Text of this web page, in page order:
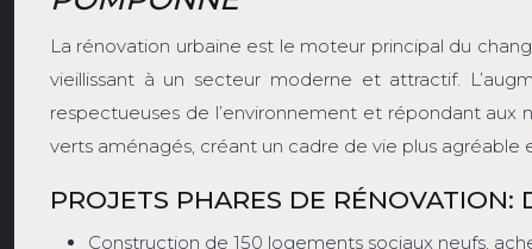
La rénovation urbaine est le moteur principal du
vieillissant à un secteur moderne et attractif.
respectueuses de l’environnement et répondant aux
verts aménagés, créant un cadre de vie plus agréable
PROJETS PHARES DE RÉNOVATION:
Construction de 150 logements sociaux neufs,